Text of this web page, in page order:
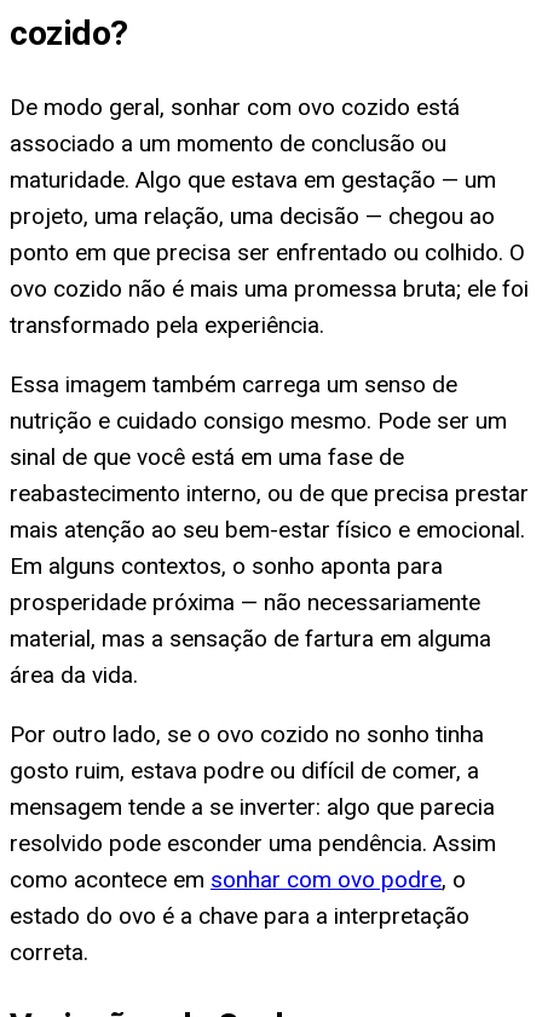
cozido?
De modo geral, sonhar com ovo cozido está
associado a um momento de conclusão ou
maturidade. Algo que estava em gestação — um
projeto, uma relação, uma decisão — chegou ao
ponto em que precisa ser enfrentado ou colhido. O
ovo cozido não é mais uma promessa bruta; ele foi
transformado pela experiência.
Essa imagem também carrega um senso de
nutrição e cuidado consigo mesmo. Pode ser um
sinal de que você está em uma fase de
reabastecimento interno, ou de que precisa prestar
mais atenção ao seu bem-estar físico e emocional.
Em alguns contextos, o sonho aponta para
prosperidade próxima — não necessariamente
material, mas a sensação de fartura em alguma
área da vida.
Por outro lado, se o ovo cozido no sonho tinha
gosto ruim, estava podre ou difícil de comer, a
mensagem tende a se inverter: algo que parecia
resolvido pode esconder uma pendência. Assim
como acontece em sonhar com ovo podre, o
estado do ovo é a chave para a interpretação
correta.